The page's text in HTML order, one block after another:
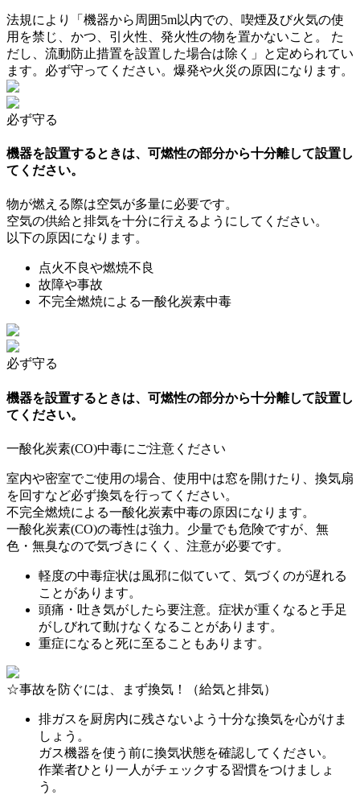
法規により「機器から周囲5m以内での、喫煙及び火気の使
用を禁じ、かつ、引火性、発火性の物を置かないこと。 た
だし、流動防止措置を設置した場合は除く」と定められてい
ます。必ず守ってください。爆発や火災の原因になります。
必ず守る
機器を設置するときは、可燃性の部分から十分離して設置し
てください。
物が燃える際は空気が多量に必要です。
空気の供給と排気を十分に行えるようにしてください。
以下の原因になります。
点火不良や燃焼不良
故障や事故
不完全燃焼による一酸化炭素中毒
必ず守る
機器を設置するときは、可燃性の部分から十分離して設置し
てください。
一酸化炭素(CO)中毒にご注意ください
室内や密室でご使用の場合、使用中は窓を開けたり、換気扇
を回すなど必ず換気を行ってください。
不完全燃焼による一酸化炭素中毒の原因になります。
一酸化炭素(CO)の毒性は強力。少量でも危険ですが、無
色・無臭なので気づきにくく、注意が必要です。
軽度の中毒症状は風邪に似ていて、気づくのが遅れる
ことがあります。
頭痛・吐き気がしたら要注意。症状が重くなると手足
がしびれて動けなくなることがあります。
重症になると死に至ることもあります。
☆事故を防ぐには、まず換気！（給気と排気）
排ガスを厨房内に残さないよう十分な換気を心がけま
しょう。
ガス機器を使う前に換気状態を確認してください。
作業者ひとり一人がチェックする習慣をつけましょ
う。